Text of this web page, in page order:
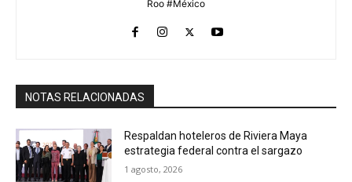
Roo #México
NOTAS RELACIONADAS
Respaldan hoteleros de Riviera Maya
estrategia federal contra el sargazo
1 agosto, 2026